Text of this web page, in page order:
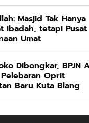
Masjid Tak Hanya
Ibadah, tetapi Pusat
Umat
Dibongkar, BPJN
Oprit
Baru Kuta Blang